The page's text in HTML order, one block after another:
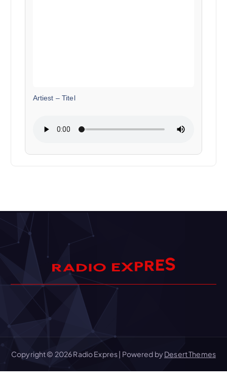
Artiest – Titel
RADIO EXPRES
Copyright © 2026 Radio Expres | Powered byDesert Themes